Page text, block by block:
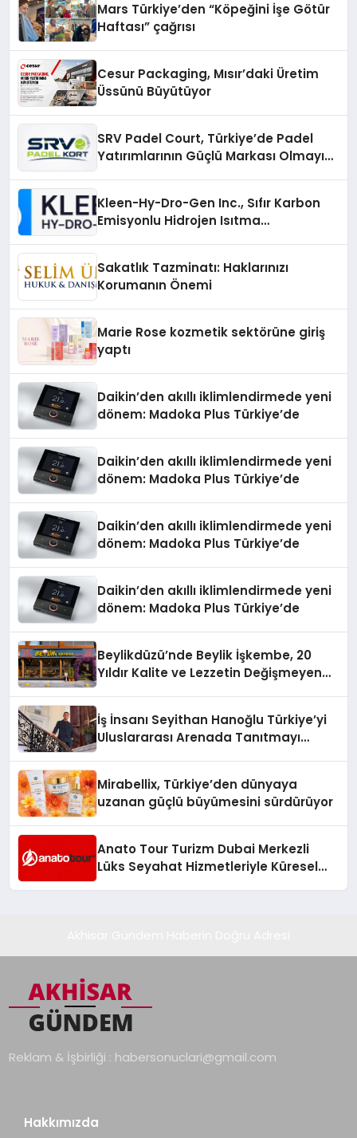
Mars Türkiye’den “Köpeğini İşe Götür
Haftası” çağrısı
Cesur Packaging, Mısır’daki Üretim
Üssünü Büyütüyor
SRV Padel Court, Türkiye’de Padel
Yatırımlarının Güçlü Markası Olmayı
Kleen-Hy-Dro-Gen Inc., Sıfır Karbon
Emisyonlu Hidrojen Isıtma
Sakatlık Tazminatı: Haklarınızı
Korumanın Önemi
Marie Rose kozmetik sektörüne giriş
yaptı
Daikin’den akıllı iklimlendirmede yeni
dönem: Madoka Plus Türkiye’de
Daikin’den akıllı iklimlendirmede yeni
dönem: Madoka Plus Türkiye’de
Daikin’den akıllı iklimlendirmede yeni
dönem: Madoka Plus Türkiye’de
Daikin’den akıllı iklimlendirmede yeni
dönem: Madoka Plus Türkiye’de
Beylikdüzü’nde Beylik İşkembe, 20
Yıldır Kalite ve Lezzetin Değişmeyen
İş İnsanı Seyithan Hanoğlu Türkiye’yi
Uluslararası Arenada Tanıtmayı
Mirabellix, Türkiye’den dünyaya
uzanan güçlü büyümesini sürdürüyor
Anato Tour Turizm Dubai Merkezli
Lüks Seyahat Hizmetleriyle Küresel
Reklam & İşbirliği : habersonuclari@gmail.com
Hakkımızda